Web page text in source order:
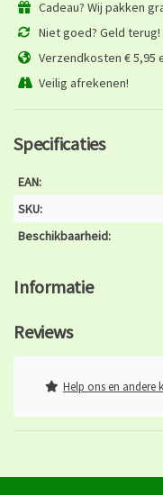
Cadeau? Wij pakken
Niet goed? Geld terug!
Verzendkosten € 5,95
Veilig afrekenen!
Specificaties
EAN:
SKU:
Beschikbaarheid:
Informatie
Reviews
Help ons en andere